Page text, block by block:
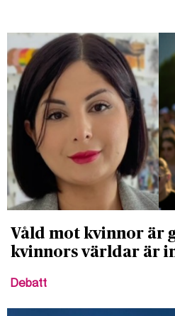
Våld mot kvinnor är
kvinnors världar är
Debatt